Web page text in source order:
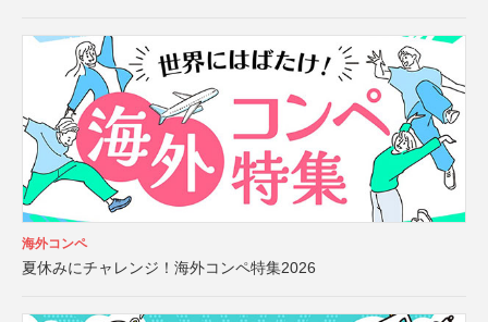
海外コンペ
夏休みにチャレンジ！海外コンペ特集2026